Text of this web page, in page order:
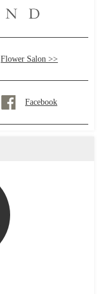
Flower Salon >>
Facebook